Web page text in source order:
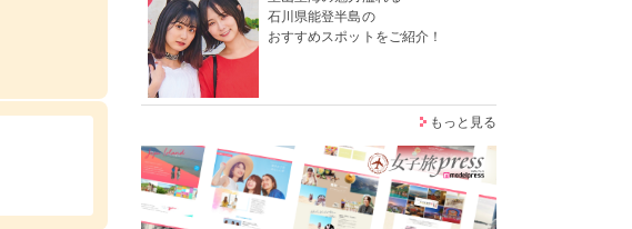
石川県能登半島の
おすすめスポットをご紹介！
もっと見る